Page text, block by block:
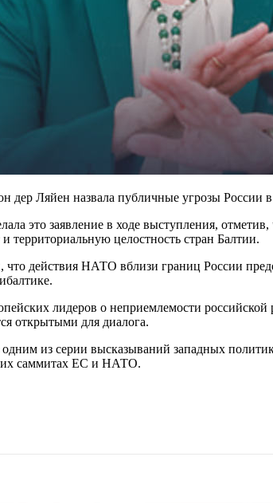
дер Ляйен назвала публичные угрозы
это заявление в ходе выступления,
территориальную целостность стран Балтии.
что действия НАТО вблизи границ России
лидеров о неприемлемости
открытыми для диалога.
из серии высказываний западных
саммитах ЕС и НАТО.